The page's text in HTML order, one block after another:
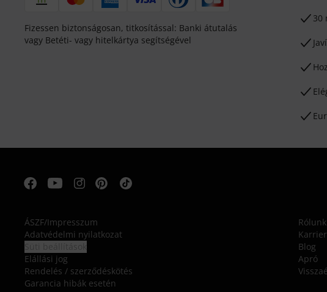
Fizessen biztonságosan, titkosítással: Banki átutalás
vagy Betéti- vagy hitelkártya segítségével
30
ÁSZF/Impresszum
Adatvédelmi nyilatkozat
Elállási jog
Rendelés / szerződéskötés
Garancia hibák esetén
Rólunk
Karrier
Blog
Apró